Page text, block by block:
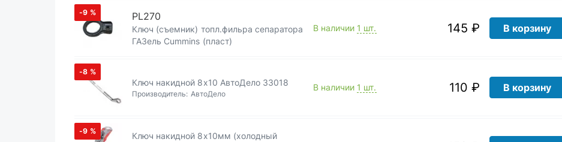
-9 % PL270
Ключ (съемник) топл.фильра сепаратора
ГАЗель Cummins (пласт)
В наличии 1 шт. 145 ₽ В корзину
-8 %
Ключ накидной 8х10 АвтоДело 33018
Производитель: АвтоДело
В наличии 1 шт. 110 ₽ В корзину
-9 %
Ключ накидной 8х10мм (холодный